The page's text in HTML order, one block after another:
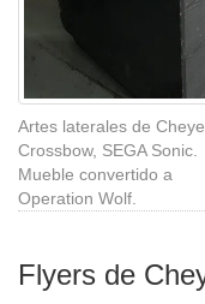
Artes laterales de
Crossbow, SEGA Sonic.
Mueble convertido a
Operation Wolf.
Flyers de